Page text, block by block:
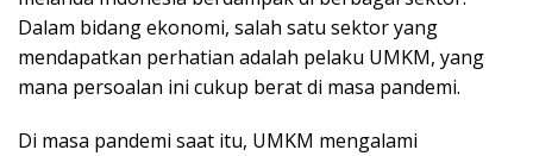
Dalam bidang ekonomi, salah satu sektor yang
mendapatkan perhatian adalah pelaku UMKM, yang
mana persoalan ini cukup berat di masa pandemi.
Di masa pandemi saat itu, UMKM mengalami